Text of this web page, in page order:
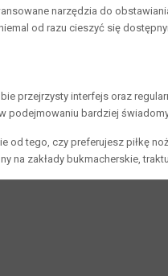
narzędzia do
od razu cieszyć się
przejrzysty interfejs oraz
podejmowaniu bardziej
tego, czy preferujesz piłkę
zakłady bukmacherskie,